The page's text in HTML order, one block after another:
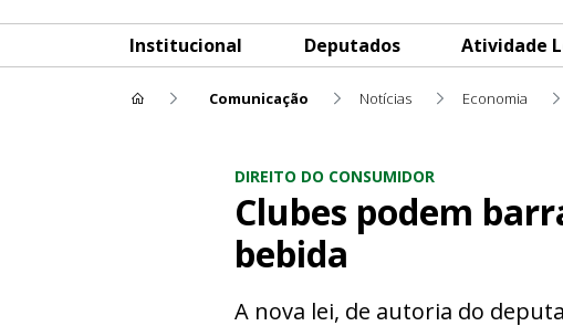
Institucional Deputados Atividade
Comunicação Notícias Economia
DIREITO DO CONSUMIDOR
Clubes podem
bebida
A nova lei, de autoria do